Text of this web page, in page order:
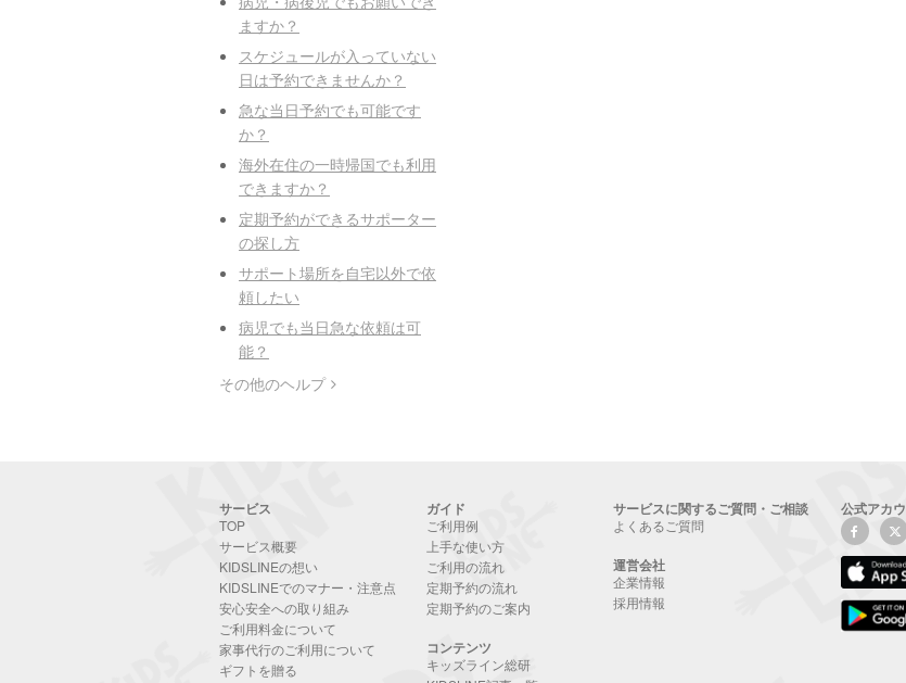
ますか？
スケジュールが入っていない
日は予約できませんか？
急な当日予約でも可能です
か？
海外在住の一時帰国でも利用
できますか？
定期予約ができるサポーター
の探し方
サポート場所を自宅以外で依
頼したい
病児でも当日急な依頼は可
能？
その他のヘルプ
サービス
TOP
サービス概要
KIDSLINEの想い
KIDSLINEでのマナー・注意点
安心安全への取り組み
ご利用料金について
家事代行のご利用について
ギフトを贈る
ガイド
ご利用例
上手な使い方
ご利用の流れ
定期予約の流れ
定期予約のご案内
コンテンツ
キッズライン総研
サービスに関するご質問・ご相談
よくあるご質問
運営会社
企業情報
採用情報
公式アカ